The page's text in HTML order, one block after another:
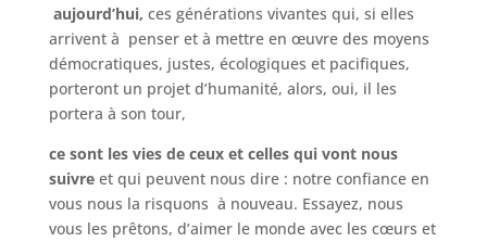
aujourd’hui, ces générations vivantes qui, si elles
arrivent à penser et à mettre en œuvre des moyens
démocratiques, justes, écologiques et pacifiques,
porteront un projet d’humanité, alors, oui, il les
portera à son tour,
ce sont les vies de ceux et celles qui vont nous
suivreet qui peuvent nous dire : notre confiance en
vous nous la risquons à nouveau. Essayez, nous
vous les prêtons, d’aimer le monde avec les cœurs et